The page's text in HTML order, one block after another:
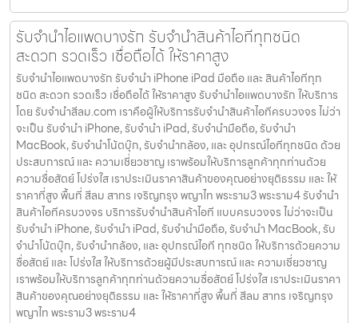
รับจำนำไอแพดบางรัก รับจำนำสินค้าไอทีทุกชนิด
สะดวก รวดเร็ว เชื่อถือได้ ให้ราคาสูง
รับจำนำไอแพดบางรัก รับจำนำ iPhone iPad มือถือ และ สินค้าไอทีทุก
ชนิด สะดวก รวดเร็ว เชื่อถือได้ ให้ราคาสูง รับจำนำไอแพดบางรัก ให้บริการ
โดย รับจํานําสีลม.com เราคือผู้ให้บริการรับจำนำสินค้าไอทีครบวงจร ไม่ว่า
จะเป็น รับจำนำ iPhone, รับจำนำ iPad, รับจำนำมือถือ, รับจำนำ
MacBook, รับจำนำโน้ตบุ๊ก, รับจำนำกล้อง, และ อุปกรณ์ไอทีทุกชนิด ด้วย
ประสบการณ์ และ ความเชี่ยวชาญ เราพร้อมให้บริการลูกค้าทุกท่านด้วย
ความซื่อสัตย์ โปร่งใส เราประเมินราคาสินค้าของคุณอย่างยุติธรรม และ ให้
ราคาที่สูง พื้นที่ สีลม สาทร เจริญกรุง พญาไท พระราม3 พระราม4 รับจำนำ
สินค้าไอทีครบวงจร บริการรับจำนำสินค้าไอที แบบครบวงจร ไม่ว่าจะเป็น
รับจำนำ iPhone, รับจำนำ iPad, รับจำนำมือถือ, รับจำนำ MacBook, รับ
จำนำโน้ตบุ๊ก, รับจำนำกล้อง, และ อุปกรณ์ไอที ทุกชนิด ให้บริการด้วยความ
ซื่อสัตย์ และ โปร่งใส ให้บริการด้วยผู้มีประสบการณ์ และ ความเชี่ยวชาญ
เราพร้อมให้บริการลูกค้าทุกท่านด้วยความซื่อสัตย์ โปร่งใส เราประเมินราคา
สินค้าของคุณอย่างยุติธรรม และ ให้ราคาที่สูง พื้นที่ สีลม สาทร เจริญกรุง
พญาไท พระราม3 พระราม4